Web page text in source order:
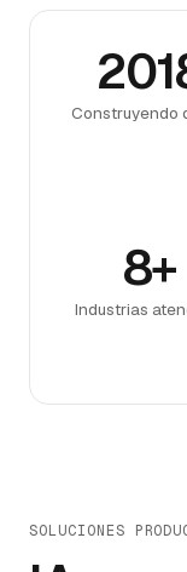
Construyendo
8+
Industrias
SOLUCIONES